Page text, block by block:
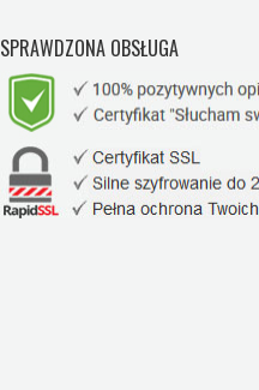
SPRAWDZONA OBSŁUGA